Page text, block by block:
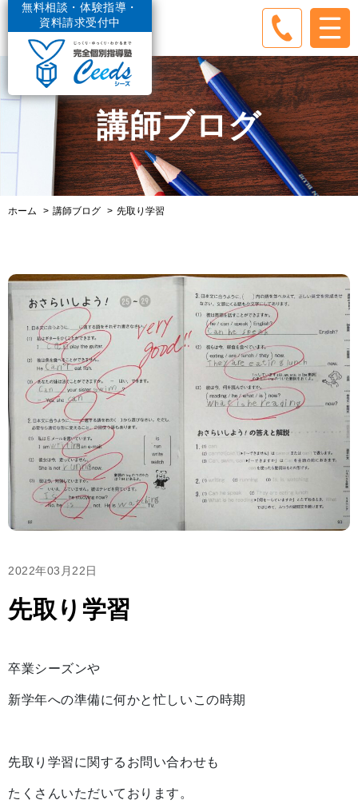
無料相談・体験指導・
資料請求受付中
講師ブログ
ホーム 講師ブログ 先取り学習
2022年03月22日
先取り学習
卒業シーズンや
新学年への準備に何かと忙しいこの時期
先取り学習に関するお問い合わせも
たくさんいただいております。